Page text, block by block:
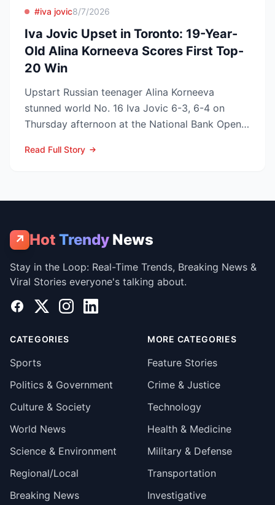
#iva jovic8/7/2026
Iva Jovic Upset in Toronto: 19-Year-
Old Alina Korneeva Scores First Top-
20 Win
Upstart Russian teenager Alina Korneeva
stunned world No. 16 Iva Jovic 6-3, 6-4 on
Thursday afternoon at the National Bank Open
Read Full Story
↗ Hot Trendy News
Stay in the Loop: Real-Time Trends, Breaking News &
Viral Stories everyone's talking about.
Facebook
X InstagramLinkedIn
CATEGORIES
Sports
Politics & Government
Culture & Society
World News
Science & Environment
Regional/Local
Breaking News
MORE CATEGORIES
Feature Stories
Crime & Justice
Technology
Health & Medicine
Military & Defense
Transportation
Investigative